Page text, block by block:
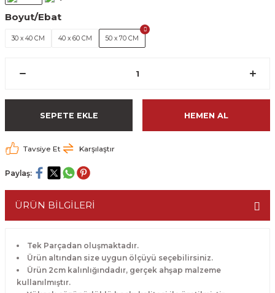
Boyut/Ebat
30 x 40 CM 40 x 60 CM 50 x 70 CM
SEPETE EKLE HEMEN AL
Tavsiye Et Karşılaştır
Paylaş:
ÜRÜN BİLGİLERİ
Tek Parçadan oluşmaktadır.
Ürün altından size uygun ölçüyü seçebilirsiniz.
Ürün 2cm kalınlığındadır, gerçek ahşap malzeme
kullanılmıştır.